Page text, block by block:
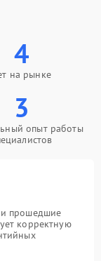
4
на рынке
3
опыт работы
и прошедшие
корректную